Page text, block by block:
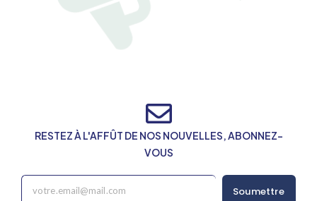
RESTEZ À L'AFFÛT DE NOS NOUVELLES, ABONNEZ-
VOUS
Soumettre